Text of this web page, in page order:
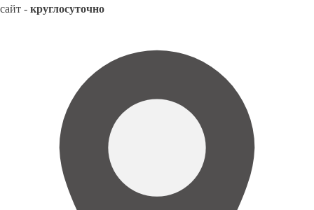
сайт - круглосуточно